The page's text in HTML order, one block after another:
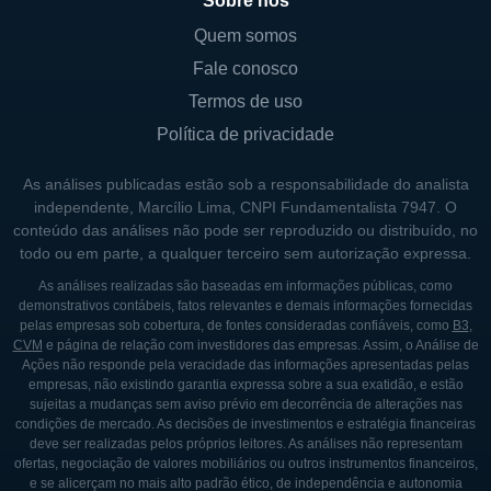
adequados para essas novas categorias de
SOCIETÁRIA
A Autoliv é uma empresa de capital aberto e,
portanto, suas ações são negociadas em
bolsas de valores, incluindo a Bolsa de
Valores de Nova York. A estrutura acionária
da empresa é composta por acionistas
institucionais e investidores individuais,
mostrando um grande interesse no setor de
segurança automotiva. Apesar de a empresa
não ser controlada por um único acionista,
ela tem registrado a presença significativa de
Quem somos
Fale conosco
Termos de uso
Política de privacidade
As análises publicadas estão sob a responsabilidade do analista
independente, Marcílio Lima, CNPI Fundamentalista 7947. O
conteúdo das análises não pode ser reproduzido ou distribuído, no
todo ou em parte, a qualquer terceiro sem autorização expressa.
As análises realizadas são baseadas em informações públicas, como
demonstrativos contábeis, fatos relevantes e demais informações fornecidas
pelas empresas sob cobertura, de fontes consideradas confiáveis, como B3,
CVM e página de relação com investidores das empresas. Assim, o Análise de
Ações não responde pela veracidade das informações apresentadas pelas
empresas, não existindo garantia expressa sobre a sua exatidão, e estão
sujeitas a mudanças sem aviso prévio em decorrência de alterações nas
condições de mercado. As decisões de investimentos e estratégia financeiras
deve ser realizadas pelos próprios leitores. As análises não representam
ofertas, negociação de valores mobiliários ou outros instrumentos financeiros,
e se alicerçam no mais alto padrão ético, de independência e autonomia